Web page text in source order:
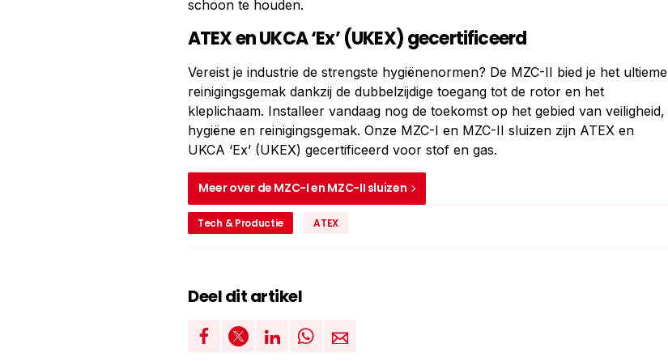
schoon te houden.
ATEX en UKCA ‘Ex’ (UKEX) gecertificeerd
Vereist je industrie de strengste hygiënenormen? De MZC-II bied je het ultieme
reinigingsgemak dankzij de dubbelzijdige toegang tot de rotor en het
kleplichaam. Installeer vandaag nog de toekomst op het gebied van veiligheid,
hygiëne en reinigingsgemak. Onze MZC-I en MZC-II sluizen zijn ATEX en
UKCA ‘Ex’ (UKEX) gecertificeerd voor stof en gas.
Meer over de MZC-I en MZC-II sluizen
Tech & Productie ATEX
Deel dit artikel